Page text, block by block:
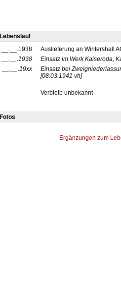
Lebenslauf
__.__.1938
Auslieferung an Wintershall
__.__.1938
Einsatz im Werk Kaiseroda,
__.__.19xx
Einsatz bei
[08.03.1941 vh]
Verbleib unbekannt
Fotos
Ergänzungen zum